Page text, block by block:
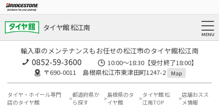
タイヤ館 松江南
輸入車のメンテナンスもお任せの松江市のタイヤ館松江南
0852-59-3600
10:00～18:30【受付終了18:00】
〒690-0011 島根県松江市東津田町1247-2
Map
タイヤ・ホイール専門
店のタイヤ館
都道府県か
ら探す
島根県のタ
イヤ館
タイヤ館 松
江南TOP
店舗おスス
メ情報